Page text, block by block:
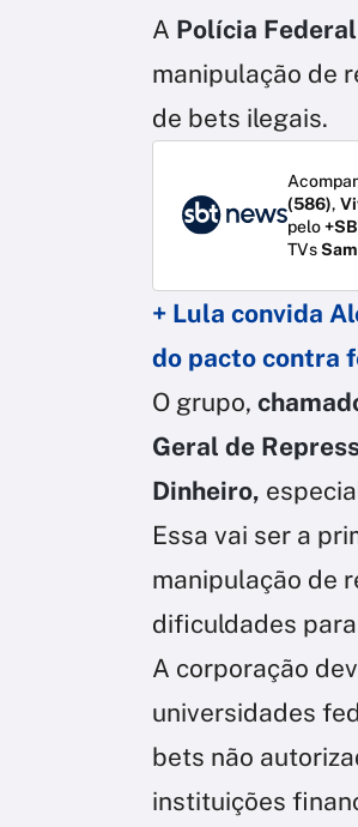
A Polícia Federal
manipulação de
de bets ilegais.
(586),
pelo
TVs
+ Lula convida
do pacto contra
O grupo,
Geral de
Dinheiro,
Essa vai ser a
manipulação de
dificuldades
A corporação
universidades
bets não
instituições